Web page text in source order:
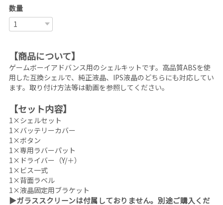
数量
【商品について】
ゲームボーイアドバンス用のシェルキットです。高品質ABSを使
用した互換シェルで、純正液晶、IPS液晶のどちらにも対応してい
ます。取り付け方法等は動画を参照してください。
【セット内容】
1×シェルセット
1×バッテリーカバー
1×ボタン
1×専用ラバーパット
1×ドライバー（Y/＋）
1×ビス一式
1×背面ラベル
1×液晶固定用ブラケット
▶ガラススクリーンは付属しておりません。別途ご購入くだ